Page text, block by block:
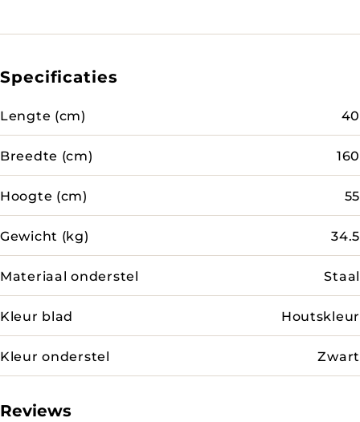
Specificaties
Lengte (cm) 40
Breedte (cm) 160
Hoogte (cm) 55
Gewicht (kg) 34.5
Materiaal onderstel Staal
Kleur blad Houtskleur
Kleur onderstel Zwart
Reviews